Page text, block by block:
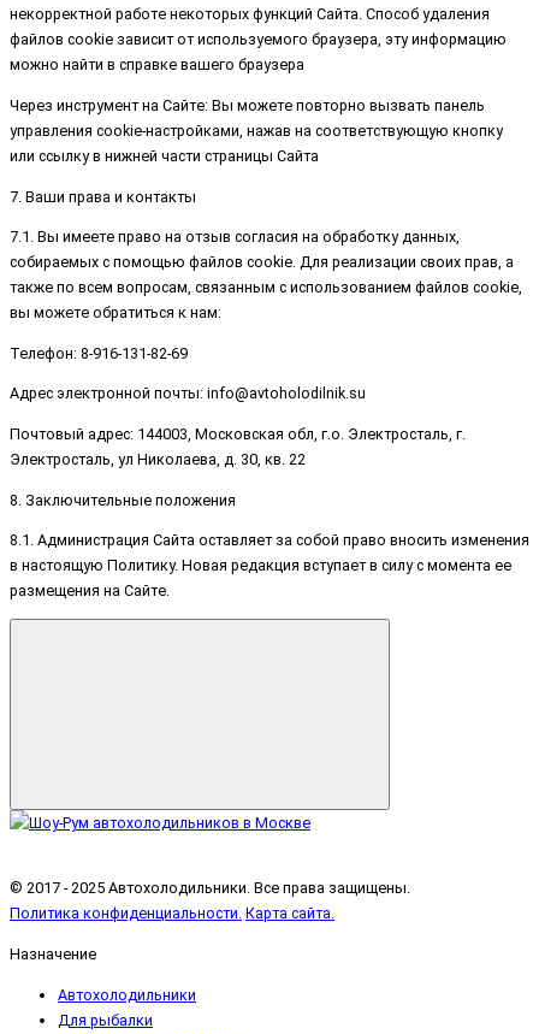
некорректной работе некоторых функций Сайта. Способ удаления
файлов cookie зависит от используемого браузера, эту информацию
можно найти в справке вашего браузера
Через инструмент на Сайте: Вы можете повторно вызвать панель
управления cookie-настройками, нажав на соответствующую кнопку
или ссылку в нижней части страницы Сайта
7. Ваши права и контакты
7.1. Вы имеете право на отзыв согласия на обработку данных,
собираемых с помощью файлов cookie. Для реализации своих прав, а
также по всем вопросам, связанным с использованием файлов cookie,
вы можете обратиться к нам:
Телефон: 8-916-131-82-69
Адрес электронной почты: info@avtoholodilnik.su
Почтовый адрес: 144003, Московская обл, г.о. Электросталь, г.
Электросталь, ул Николаева, д. 30, кв. 22
8. Заключительные положения
8.1. Администрация Сайта оставляет за собой право вносить изменения
в настоящую Политику. Новая редакция вступает в силу с момента ее
размещения на Сайте.
© 2017 - 2025 Автохолодильники. Все права защищены.
Политика конфиденциальности. Карта сайта.
Назначение
Автохолодильники
Для рыбалки